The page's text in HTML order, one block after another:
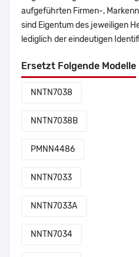
aufgeführten Firmen-,
sind Eigentum des jeweiligen
lediglich der eindeutigen
Ersetzt Folgende Modelle
NNTN7038
NNTN7038B
PMNN4486
NNTN7033
NNTN7033A
NNTN7034